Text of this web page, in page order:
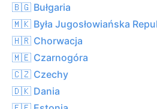
🇧🇬 Bułgaria
🇲🇰 Była Jugosłowiańska
🇭🇷 Chorwacja
🇲🇪 Czarnogóra
🇨🇿 Czechy
🇩🇰 Dania